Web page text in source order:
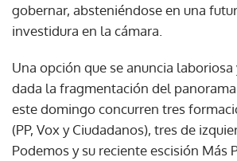
gobernar, absteniéndose en una
investidura en la cámara.
Una opción que se anuncia
dada la fragmentación del
este domingo concurren tres
(PP, Vox y Ciudadanos), tres de
Podemos y su reciente escisión Más